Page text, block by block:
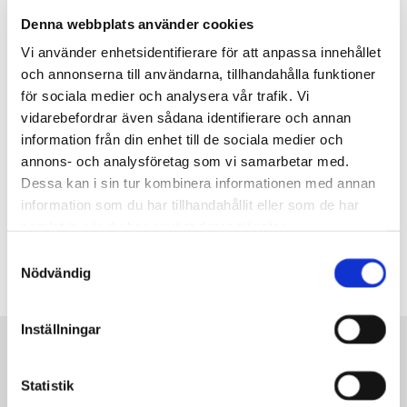
Denna webbplats använder cookies
Vi använder enhetsidentifierare för att anpassa innehållet
och annonserna till användarna, tillhandahålla funktioner
för sociala medier och analysera vår trafik. Vi
vidarebefordrar även sådana identifierare och annan
information från din enhet till de sociala medier och
annons- och analysföretag som vi samarbetar med.
Dessa kan i sin tur kombinera informationen med annan
information som du har tillhandahållit eller som de har
Nödvändig
Inställningar
Statistik
Inbärning/montering
Kontakta oss
Varmt välkommen att kontakta oss om du har några frågor
gällande flyttstädning i samband med transport i Jönköping
eller övriga Sverige.
OFFERT/PRIS TRANSPORT
SÅHÄR GÖR DU FÖR ATT